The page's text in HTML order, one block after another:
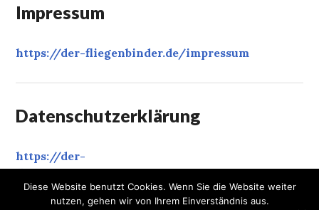
Impressum
https://der-fliegenbinder.de/impressum
Datenschutzerklärung
https://der-
fliegenbinder.de/datenschutzerklaerung‎
Diese Website benutzt Cookies. Wenn Sie die Website weiter
nutzen, gehen wir von Ihrem Einverständnis aus.